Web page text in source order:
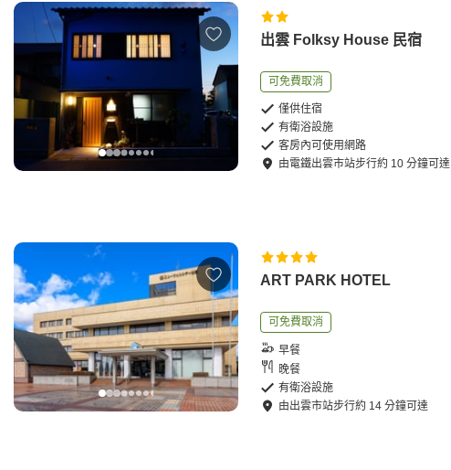
出雲 Folksy House 民宿
可免費取消
僅供住宿
有衛浴設施
客房內可使用網路
由電鐵出雲市站步行約 10 分鐘可達
ART PARK HOTEL
可免費取消
早餐
晚餐
有衛浴設施
由出雲市站步行約 14 分鐘可達